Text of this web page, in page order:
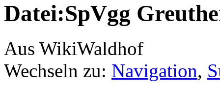
Datei:SpVgg
Aus WikiWaldhof
Wechseln zu: Navigation,